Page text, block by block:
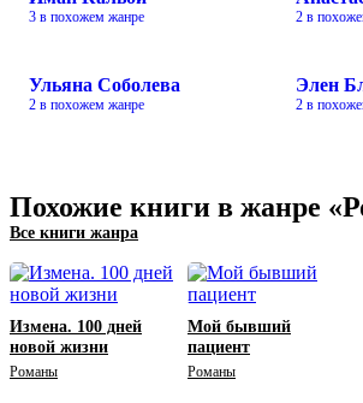
3 в похожем жанре 2 в
Ульяна Соболева
2 в похожем жанре
Элен
2 в
Похожие книги в жанре
Все книги жанра
Измена. 100 дней
новой жизни
Романы
Мой бывший
пациент
Романы